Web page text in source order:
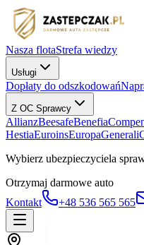
Nasza flotaStrefa wiedzy
Usługi
Dopłaty do odszkodowań
Z OC Sprawcy
AllianzBeesafeBenefia
HestiaEuroinsEuropaGenerali
Wybierz ubezpieczyciela
Otrzymaj darmowe auto
Kontakt
+48 536 565 565